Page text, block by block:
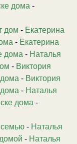
дома -
дом - Екатерина
- Екатерина
дома - Наталья
- Виктория
- Виктория
- Наталья
дома -
- Наталья
- Наталья